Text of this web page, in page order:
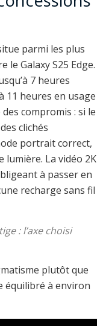
parmi les plus
le Galaxy S25 Edge.
7 heures
11 heures en usage
compromis : si le
clichés
portrait correct,
lumière. La vidéo 2K
à passer en
recharge sans fil
: l’axe choisi
plutôt que
équilibré à environ